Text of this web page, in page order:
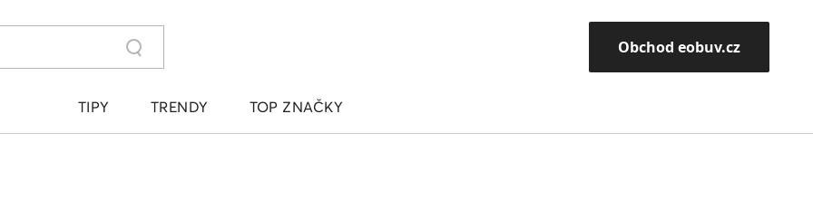
Obchod eobuv.cz
TIPY TRENDY TOP ZNAČKY